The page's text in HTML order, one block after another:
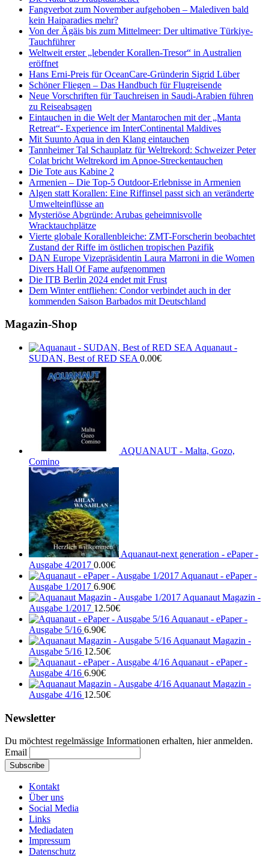
Fangverbot zum November aufgehoben – Malediven bald
kein Haiparadies mehr?
Von der Ägäis bis zum Mittelmeer: Der ultimative Türkiye-
Tauchführer
Weltweit erster „lebender Korallen-Tresor“ in Australien
eröffnet
Hans Erni-Preis für OceanCare-Gründerin Sigrid Lüber
Schöner Fliegen – Das Handbuch für Flugreisende
Neue Vorschriften für Tauchreisen in Saudi-Arabien führen
zu Reiseabsagen
Eintauchen in die Welt der Mantarochen mit der „Manta
Retreat“- Experience im InterContinental Maldives
Mit Suunto Aqua in den Klang eintauchen
Tannheimer Tal Schauplatz für Weltrekord: Schweizer Peter
Colat bricht Weltrekord im Apnoe-Streckentauchen
Die Tote aus Kabine 2
Armenien – Die Top-5 Outdoor-Erlebnisse in Armenien
Algen statt Korallen: Eine Riffinsel passt sich an veränderte
Umwelteinflüsse an
Mysteriöse Abgründe: Arubas geheimnisvolle
Wracktauchplätze
Vierte globale Korallenbleiche: ZMT-Forscherin beobachtet
Zustand der Riffe im östlichen tropischen Pazifik
DAN Europe Vizepräsidentin Laura Marroni in die Women
Divers Hall Of Fame aufgenommen
Die ITB Berlin 2024 endet mit Frust
Dem Winter entfliehen: Condor verbindet auch in der
kommenden Saison Barbados mit Deutschland
Magazin-Shop
Aquanaut -
SUDAN, Best of RED SEA 0.00€
AQUANAUT - Malta, Gozo,
Comino
Aquanaut-next generation - ePaper -
Ausgabe 4/2017 0.00€
Aquanaut - ePaper -
Ausgabe 1/2017 6.90€
Aquanaut Magazin -
Ausgabe 1/2017 12.50€
Aquanaut - ePaper -
Ausgabe 5/16 6.90€
Aquanaut Magazin -
Ausgabe 5/16 12.50€
Aquanaut - ePaper -
Ausgabe 4/16 6.90€
Aquanaut Magazin -
Ausgabe 4/16 12.50€
Newsletter
Du möchtest regelmässige Informationen erhalten, hier anmelden.
Email
Kontakt
Über uns
Social Media
Links
Mediadaten
Impressum
Datenschutz